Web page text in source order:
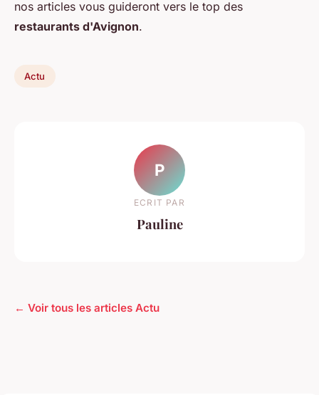
nos articles vous guideront vers le top des
restaurants d'Avignon.
Actu
P
ECRIT PAR
Pauline
← Voir tous les articles Actu